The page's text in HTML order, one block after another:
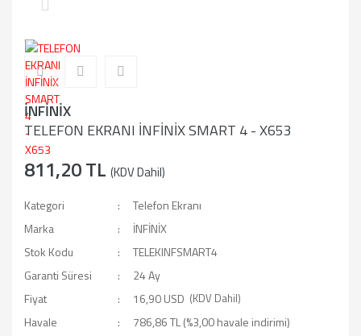
İNFİNİX
TELEFON EKRANI İNFİNİX SMART 4 - X653
811,20 TL (KDV Dahil)
Kategori
Telefon Ekranı
Marka
İNFİNİX
Stok Kodu
TELEKINFSMART4
Garanti Süresi
24 Ay
Fiyat
16,90 USD (KDV Dahil)
Havale
786,86 TL (%3,00 havale indirimi)